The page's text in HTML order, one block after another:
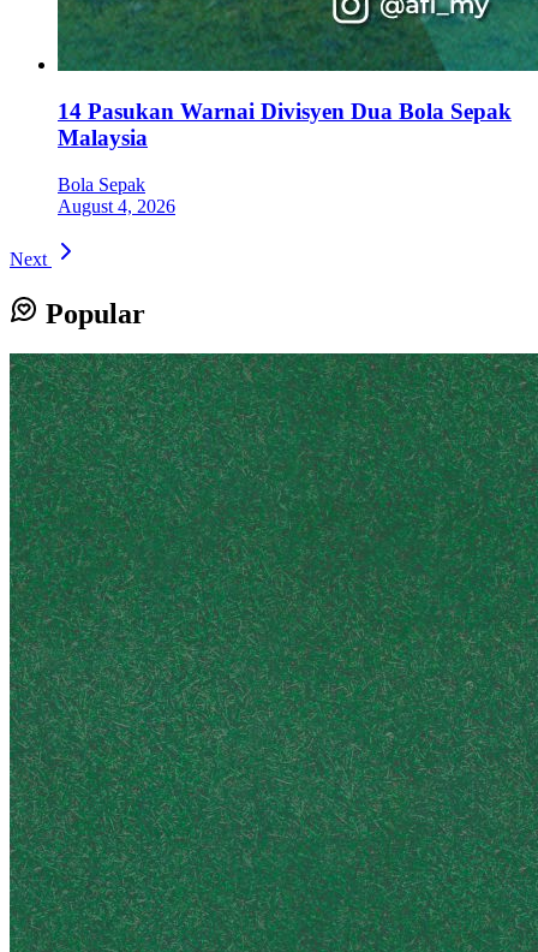
14 Pasukan Warnai Divisyen Dua Bola Sepak
Malaysia
Bola Sepak
August 4, 2026
Next
Popular